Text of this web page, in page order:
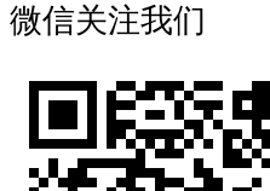
微信关注我们